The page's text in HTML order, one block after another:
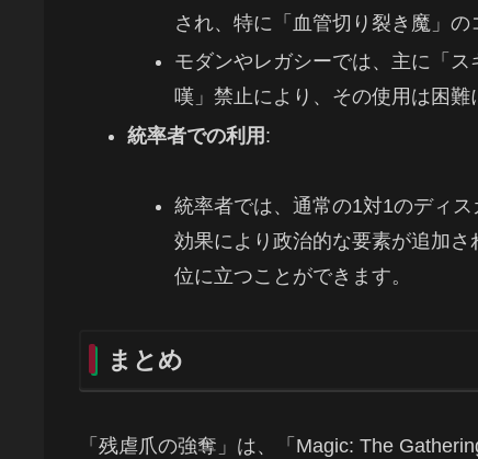
され、特に「血管切り裂き魔」の
モダンやレガシーでは、主に「
嘆」禁止により、その使用は困難
統率者での利用 :
統率者では、通常の1対1のディ
効果により政治的な要素が追加
位に立つことができます。
まとめ
「残虐爪の強奪」は、「Magic: The